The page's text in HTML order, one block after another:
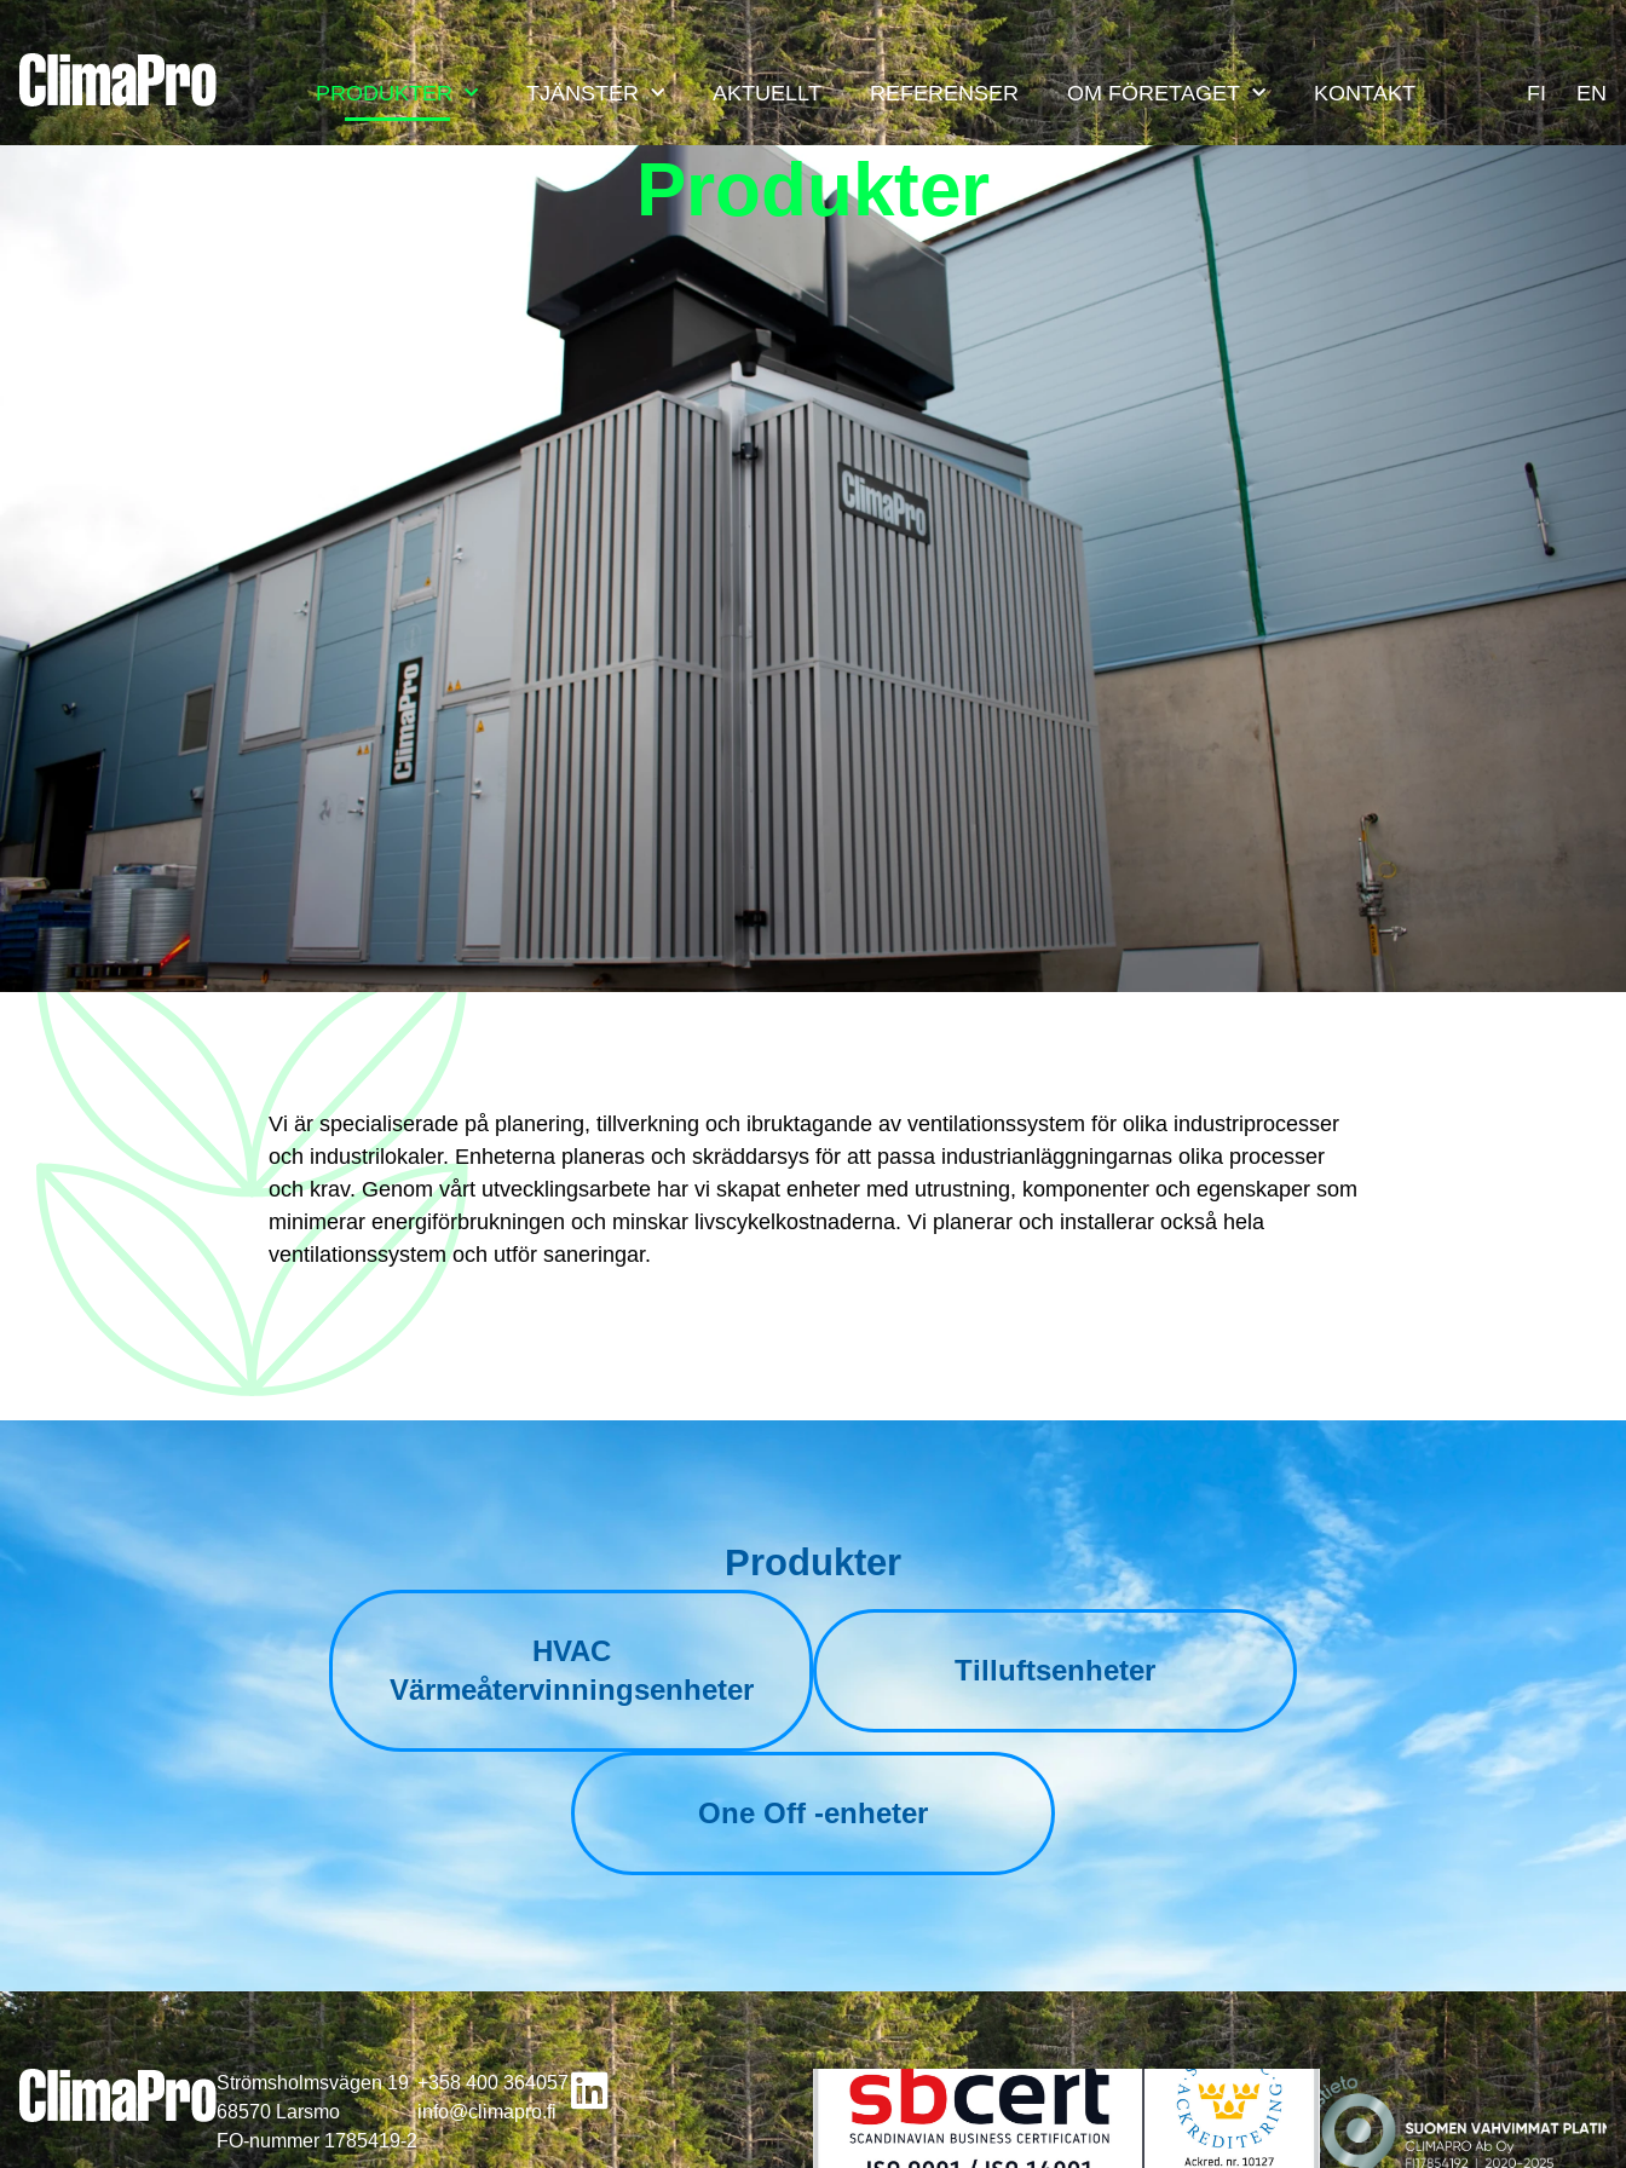
PRODUKTER TJÄNSTER AKTUELLT REFERENSER OM FÖRETAGET KONTAKT FI EN
Produkter
Vi är specialiserade på planering, tillverkning och ibruktagande av ventilationssystem för olika industriprocesser
och industrilokaler. Enheterna planeras och skräddarsys för att passa industrianläggningarnas olika processer
och krav. Genom vårt utvecklingsarbete har vi skapat enheter med utrustning, komponenter och egenskaper som
minimerar energiförbrukningen och minskar livscykelkostnaderna. Vi planerar och installerar också hela
ventilationssystem och utför saneringar.
Produkter
HVAC
Värmeåtervinningsenheter
Tilluftsenheter
One Off -enheter
Strömsholmsvägen 19
68570 Larsmo
FO-nummer 1785419-2
+358 400 364057
info@climapro.fi